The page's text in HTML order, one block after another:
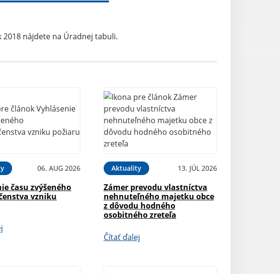
nájdete na Úradnej tabuli.
06. AUG 2026
času zvýšeného
vzniku
Aktuality 13. JÚL 2026
Zámer prevodu vlastníctva
nehnuteľného majetku obce
z dôvodu hodného
osobitného zreteľa
Čítať ďalej